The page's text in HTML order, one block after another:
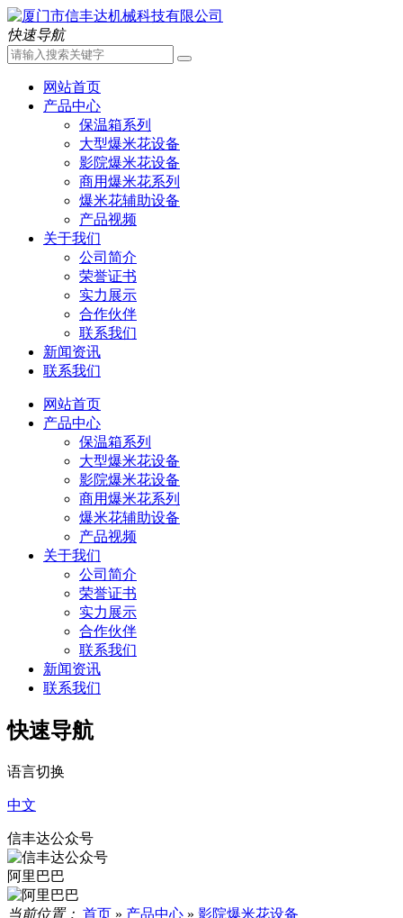
快速导航
网站首页
产品中心
保温箱系列
大型爆米花设备
影院爆米花设备
商用爆米花系列
爆米花辅助设备
产品视频
关于我们
公司简介
荣誉证书
实力展示
合作伙伴
联系我们
新闻资讯
联系我们
网站首页
产品中心
保温箱系列
大型爆米花设备
影院爆米花设备
商用爆米花系列
爆米花辅助设备
产品视频
关于我们
公司简介
荣誉证书
实力展示
合作伙伴
联系我们
新闻资讯
联系我们
快速导航
语言切换
中文
信丰达公众号
阿里巴巴
当前位置： 首页 » 产品中心 » 影院爆米花设备